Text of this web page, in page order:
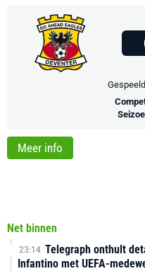
Net binnen
23:14 Telegraph onthult
Infantino met UEFA-
Meer info